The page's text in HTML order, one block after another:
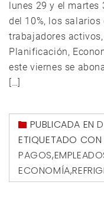
lunes 29 y el martes
del 10%, los
trabajadores
Planificación,
este viernes se
[…]
PUBLICADA EN
ETIQUETADO CON
PAGOS,
ECONOMÍA,